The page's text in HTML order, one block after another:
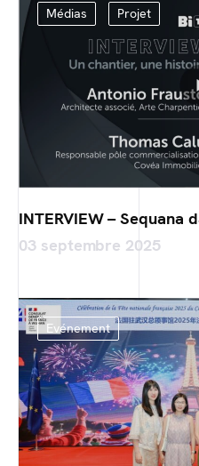
Médias Projet
INTERVIEW – Sequana
03 septembre 2025
Evénement